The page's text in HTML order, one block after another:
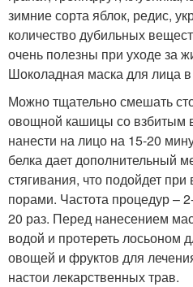
зимние сорта яблок, редис,
количество дубильных
очень полезны при уходе за
Шоколадная маска для лица
Можно тщательно смешать
овощной кашицы со взбитым
нанести на лицо на 15-20
белка дает дополнительный
стягивания, что подойдет
порами. Частота процедур –
20 раз. Перед нанесением
водой и протереть лосьоном
овощей и фруктов для
настои лекарственных трав.